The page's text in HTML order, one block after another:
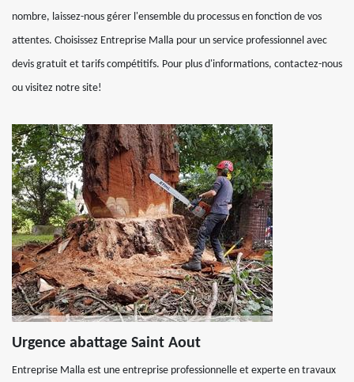
nombre, laissez-nous gérer l'ensemble du processus en fonction de vos
attentes. Choisissez Entreprise Malla pour un service professionnel avec
devis gratuit et tarifs compétitifs. Pour plus d'informations, contactez-nous
ou visitez notre site!
Urgence abattage Saint Aout
Entreprise Malla est une entreprise professionnelle et experte en travaux